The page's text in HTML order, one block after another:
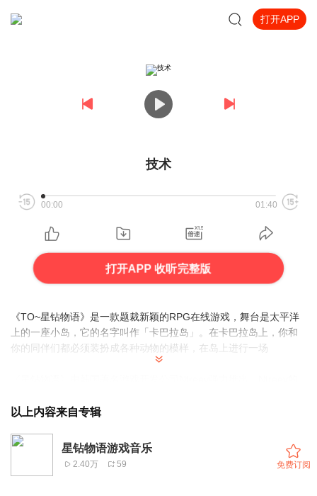
打开APP
技术
00:00 01:40
打开APP 收听完整版
《TO~星钻物语》是一款题裁新颖的RPG在线游戏，舞台是太平洋
上的一座小岛，它的名字叫作「卡巴拉岛」。在卡巴拉岛上，你和
你的同伴们都必须装扮成各种动物的模样，在岛上进行一场
和新软件展会奖。《仙境传说RO》的前部《星尘物语》(Arcturus)
佳绩，RO沿袭使用了《星尘物语》的引擎，目前游戏已经停止运
以上内容来自专辑
星钻物语游戏音乐
2.40万 59 免费订阅